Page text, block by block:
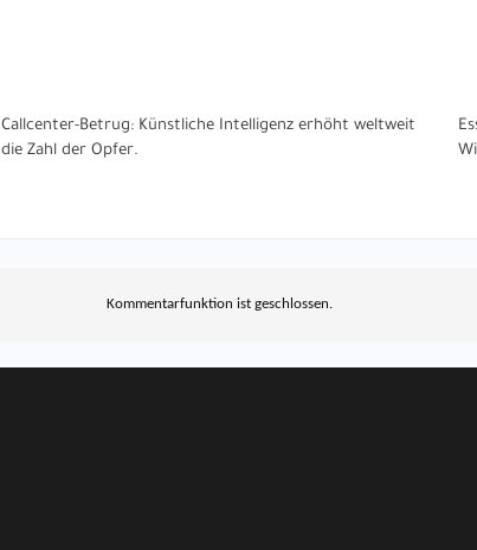
Callcenter-Betrug: Künstliche Intelligenz erhöht weltweit
die Zahl der Opfer.
Kommentarfunktion ist geschlossen.